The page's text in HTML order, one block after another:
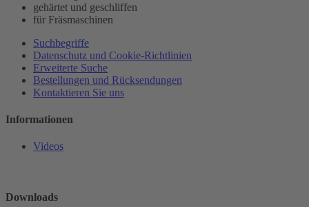
gehärtet und geschliffen
für Fräsmaschinen
Suchbegriffe
Datenschutz und Cookie-Richtlinien
Erweiterte Suche
Bestellungen und Rücksendungen
Kontaktieren Sie uns
Informationen
Videos
Downloads